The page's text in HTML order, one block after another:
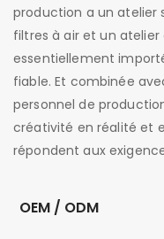
production a un atelier
filtres à air et un
essentiellement
fiable. Et combinée
personnel de
créativité en réalité et
répondent aux
OEM / ODM